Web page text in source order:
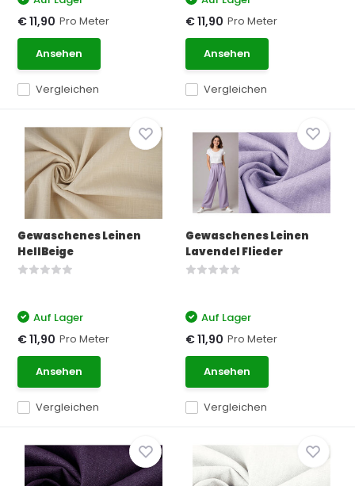
Vergleichen
€ 11,90 Pro Meter
Ansehen
Vergleichen
€ 11,90 Pro Meter
Ansehen
Gewaschenes Leinen
HellBeige
Vergleichen
Auf Lager
€ 11,90 Pro Meter
Ansehen
Gewaschenes Leinen
Lavendel Flieder
Vergleichen
Auf Lager
€ 11,90 Pro Meter
Ansehen